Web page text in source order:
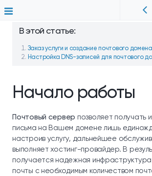
В этой статье:
Заказ услуги и создание почтового домена
Настройка DNS-записей для почтового
Начало работы
Почтовый сервер позволяет получать
письма на Вашем домене лишь
настроив услугу, дальнейшее
выполняет хостинг-провайдер. В
получается надежная
почты с необходимым количеством